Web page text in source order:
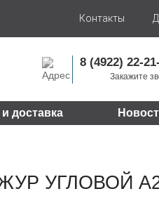
Контакты
8 (4922) 22-
Закажите
доставка
УГЛОВОЙ